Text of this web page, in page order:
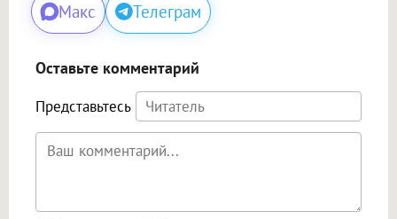
Макс Телеграм
Оставьте комментарий
Представьтесь